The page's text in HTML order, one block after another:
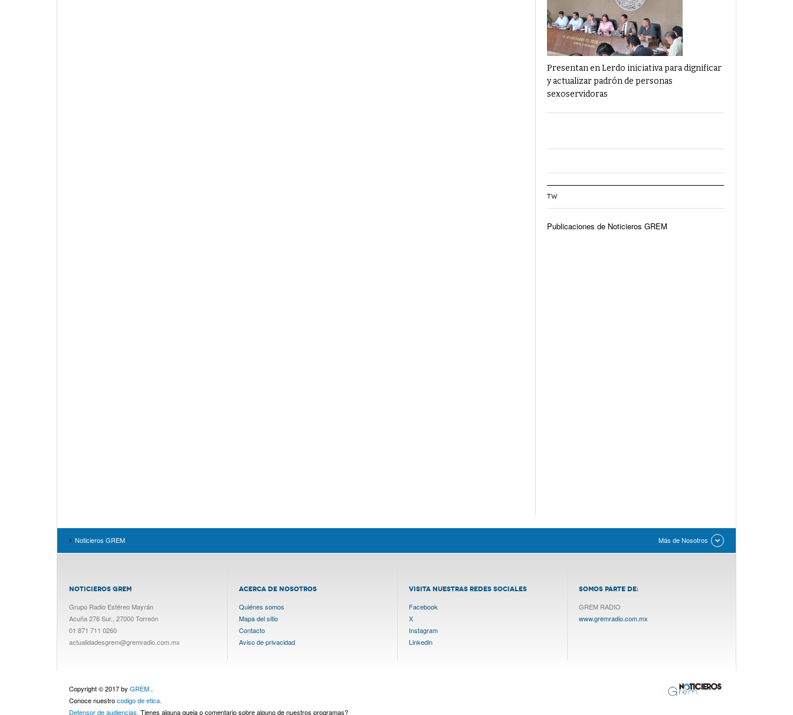
Presentan en Lerdo iniciativa para dignificar
y actualizar padrón de personas
sexoservidoras
TW
Publicaciones de Noticieros GREM
Noticieros GREM Más de Nosotros
NOTICIEROS GREM
Grupo Radio Estéreo Mayrán
Acuña 276 Sur., 27000 Torreón
01 871 711 0260
actualidadesgrem@gremradio.com.mx
ACERCA DE NOSOTROS
Quiénes somos
Mapa del sitio
Contacto
Aviso de privacidad
VISITA NUESTRAS REDES SOCIALES
Facebook
X
Instagram
Linkedin
SOMOS PARTE DE:
GREM RADIO
www.gremradio.com.mx
Copyright © 2017 by GREM..
Conoce nuestrocodigo de etica.
Defensor de audiencias. Tienes alguna queja o comentario sobre alguno de nuestros programas?